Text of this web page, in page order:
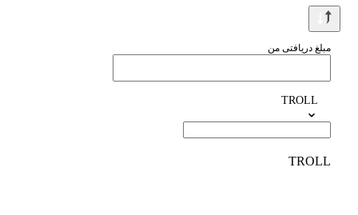
مبلغ دریافتی من
TROLL
TROLL